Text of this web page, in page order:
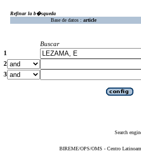
Refinar la b�squeda
Base de datos : article
Buscar
1
2
3
Search
BIREME/OPS/OMS - Centro